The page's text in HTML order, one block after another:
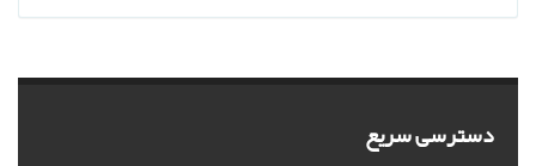
دسترسی سریع